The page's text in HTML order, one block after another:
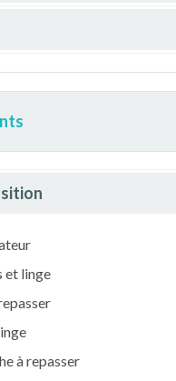
et linge
à repasser